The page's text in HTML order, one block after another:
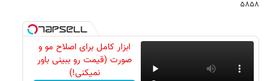
۵۸۵۸
ابزار کامل برای اصلاح مو و
صورت (قیمت رو ببینی باور
نمیکنی!)